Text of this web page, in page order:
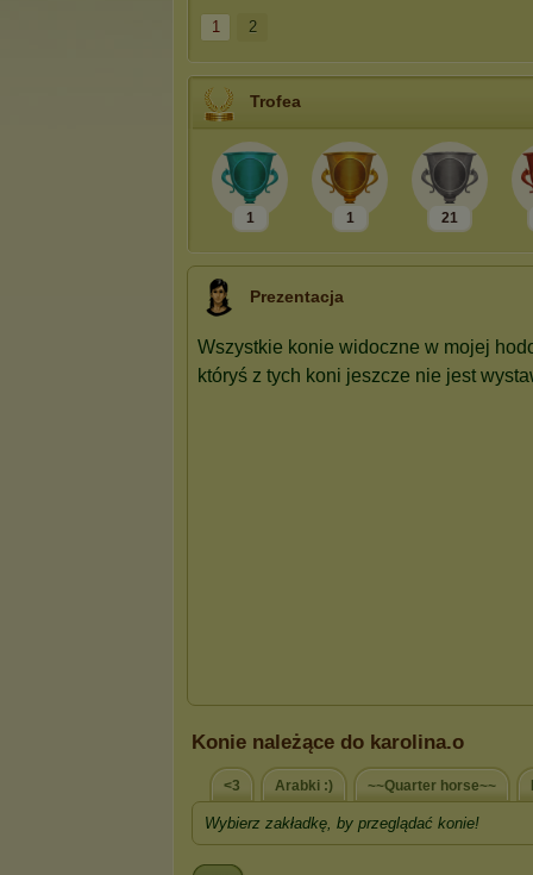
1 2
Trofea
1 1 21
Prezentacja
Konie należące do karolina.o
<3 Arabki :) ~~Quarter horse~~
Wybierz zakładkę, by przeglądać konie!